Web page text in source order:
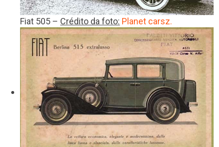
Fiat 505 – Crédito da foto: Planet carsz.